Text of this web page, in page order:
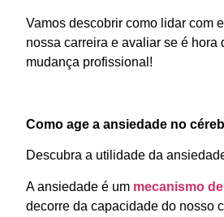
Vamos descobrir como lidar com
nossa carreira e avaliar se é hora
mudança profissional!
Como age a ansiedade no
Descubra a utilidade da
A ansiedade é um mecanismo
decorre da capacidade do nosso